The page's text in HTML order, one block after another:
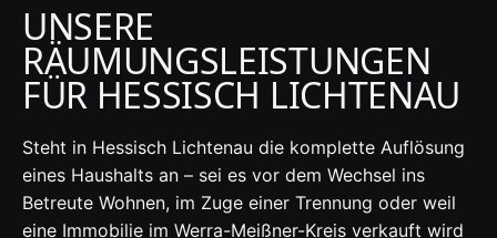
UNSERE
RÄUMUNGSLEISTUNGEN
FÜR HESSISCH LICHTENAU
Steht in Hessisch Lichtenau die komplette Auflösung
eines Haushalts an – sei es vor dem Wechsel ins
Betreute Wohnen, im Zuge einer Trennung oder weil
eine Immobilie im Werra-Meißner-Kreis verkauft wird